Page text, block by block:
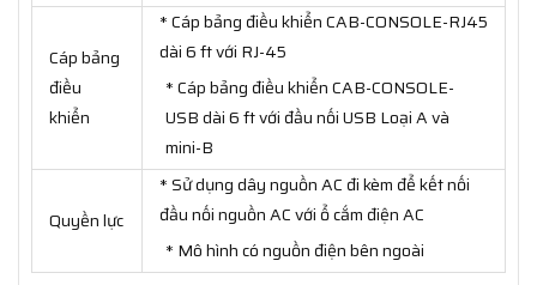
Cáp bảng
điều
khiển
* Cáp bảng điều khiển CAB-CONSOLE-RJ45
dài 6 ft với RJ-45
* Cáp bảng điều khiển CAB-CONSOLE-
USB dài 6 ft với đầu nối USB Loại A và
mini-B
Quyền lực
* Sử dụng dây nguồn AC đi kèm để kết nối
đầu nối nguồn AC với ổ cắm điện AC
* Mô hình có nguồn điện bên ngoài